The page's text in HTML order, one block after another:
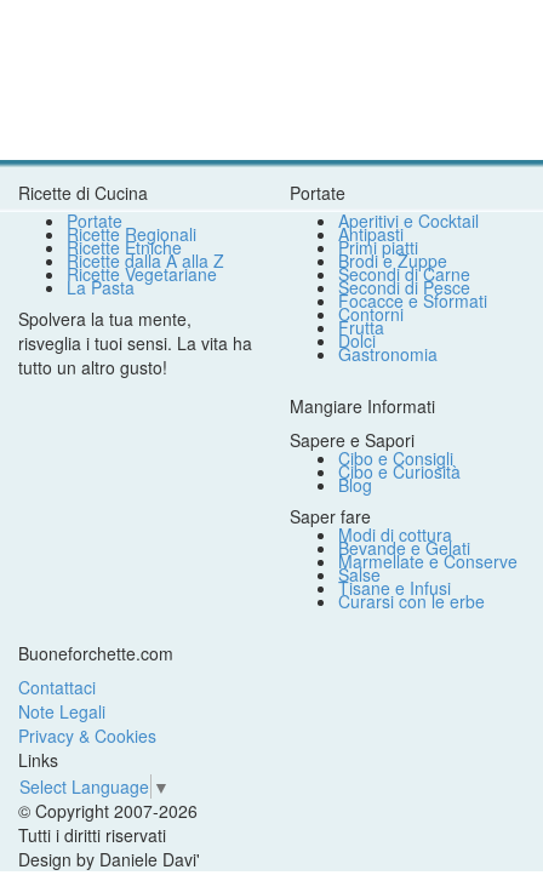
Ricette di Cucina
Portate
Ricette Regionali
Ricette Etniche
Ricette dalla A alla Z
Ricette Vegetariane
La Pasta
Spolvera la tua mente,
risveglia i tuoi sensi. La vita ha
tutto un altro gusto!
Portate
Aperitivi e Cocktail
Antipasti
Primi piatti
Brodi e Zuppe
Secondi di Carne
Secondi di Pesce
Focacce e Sformati
Contorni
Frutta
Dolci
Gastronomia
Mangiare Informati
Sapere e Sapori
Cibo e Consigli
Cibo e Curiosità
Blog
Saper fare
Modi di cottura
Bevande e Gelati
Marmellate e Conserve
Salse
Tisane e Infusi
Curarsi con le erbe
Buoneforchette.com
Contattaci
Note Legali
Privacy & Cookies
Links
Select Language ▼
© Copyright 2007-2026
Tutti i diritti riservati
Design by Daniele Davi'